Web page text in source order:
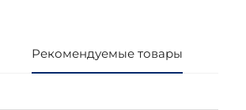
Рекомендуемые товары